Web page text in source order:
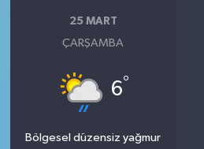
25 MART
ÇARŞAMBA
6°
Bölgesel düzensiz yağmur